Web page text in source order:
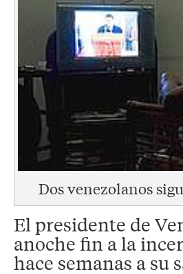
Dos venezolanos
El presidente de
anoche fin a la
hace semanas a su